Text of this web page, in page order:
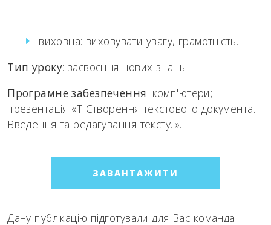
виховна: виховувати увагу, грамотність.
Тип уроку: засвоєння нових знань.
Програмне забезпечення: комп'ютери;
презентація «Т Створення текстового документа.
Введення та редагування тексту..».
ЗАВАНТАЖИТИ
Дану публікацію підготували для Вас команда